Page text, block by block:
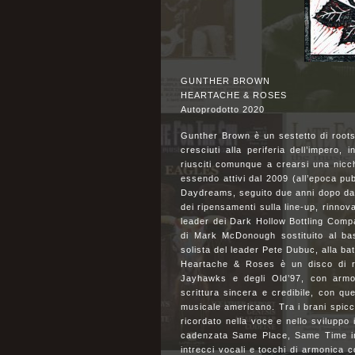
GUNTHER BROWN
HEARTACHE & ROSES
Autoprodotto 2020
Gunther Brown è un sestetto di
cresciuti alla periferia dell’impero,
riusciti comunque a crearsi una
essendo attivi dal 2009 (all’epoca
Daydreams, seguito due anni dopo
dei ripensamenti sulla line-up,
leader dei Dark Hollow Bottling
di Mark McDonough sostituito al
solista del leader Pete Dubuc, alla
Heartache & Roses è un disco di
Jayhawks e degli Old’97, con
scrittura sincera e credibile, con
musicale americano. Tra i brani
ricordato nella voce e nello
cadenzata Same Place, Same
intrecci vocali e tocchi di armonica